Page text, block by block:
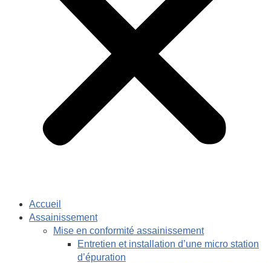
Accueil
Assainissement
Mise en conformité assainissement
Entretien et installation d’une micro station
d’épuration